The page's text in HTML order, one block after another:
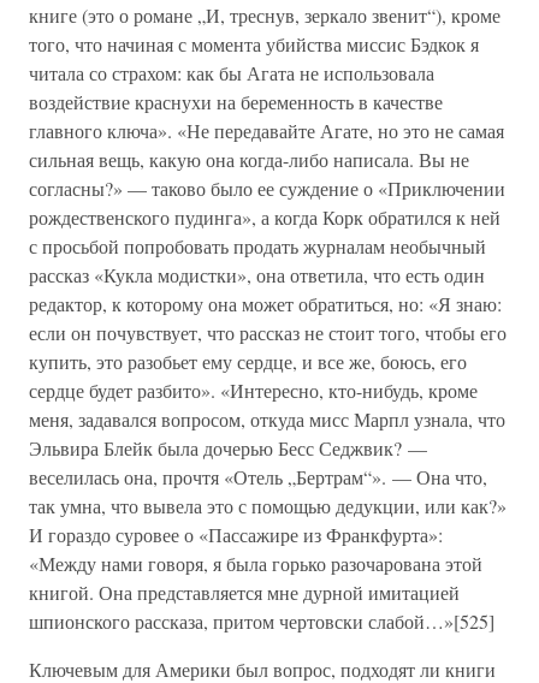
книге (это о романе „И, треснув, зеркало звенит“), кроме
того, что начиная с момента убийства миссис Бэдкок я
читала со страхом: как бы Агата не использовала
воздействие краснухи на беременность в качестве
главного ключа». «Не передавайте Агате, но это не самая
сильная вещь, какую она когда-либо написала. Вы не
согласны?» — таково было ее суждение о «Приключении
рождественского пудинга», а когда Корк обратился к ней
с просьбой попробовать продать журналам необычный
рассказ «Кукла модистки», она ответила, что есть один
редактор, к которому она может обратиться, но: «Я знаю:
если он почувствует, что рассказ не стоит того, чтобы его
купить, это разобьет ему сердце, и все же, боюсь, его
сердце будет разбито». «Интересно, кто-нибудь, кроме
меня, задавался вопросом, откуда мисс Марпл узнала, что
Эльвира Блейк была дочерью Бесс Седжвик? —
веселилась она, прочтя «Отель „Бертрам“». — Она что,
так умна, что вывела это с помощью дедукции, или как?»
И гораздо суровее о «Пассажире из Франкфурта»:
«Между нами говоря, я была горько разочарована этой
книгой. Она представляется мне дурной имитацией
шпионского рассказа, притом чертовски слабой…»[525]
Ключевым для Америки был вопрос, подходят ли книги